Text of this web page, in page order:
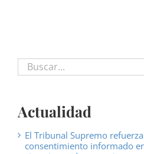
Buscar:
Actualidad
El Tribunal Supremo
consentimiento informado